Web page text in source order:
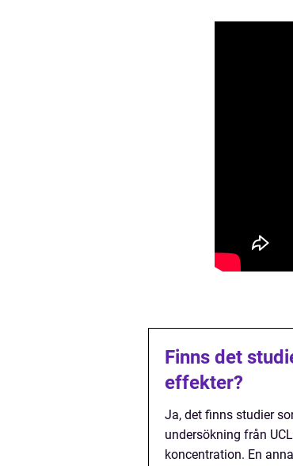
Finns det
effekter?
Ja, det finns studier
undersökning från
koncentration. En